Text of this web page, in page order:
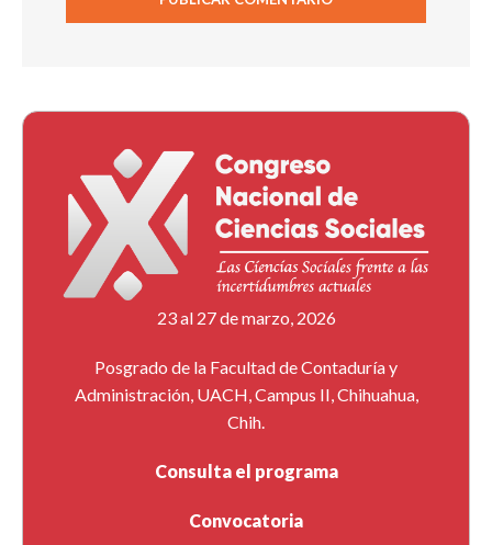
23 al 27 de marzo, 2026
Posgrado de la Facultad de Contaduría y
Administración, UACH, Campus II, Chihuahua,
Chih.
Consulta el programa
Convocatoria